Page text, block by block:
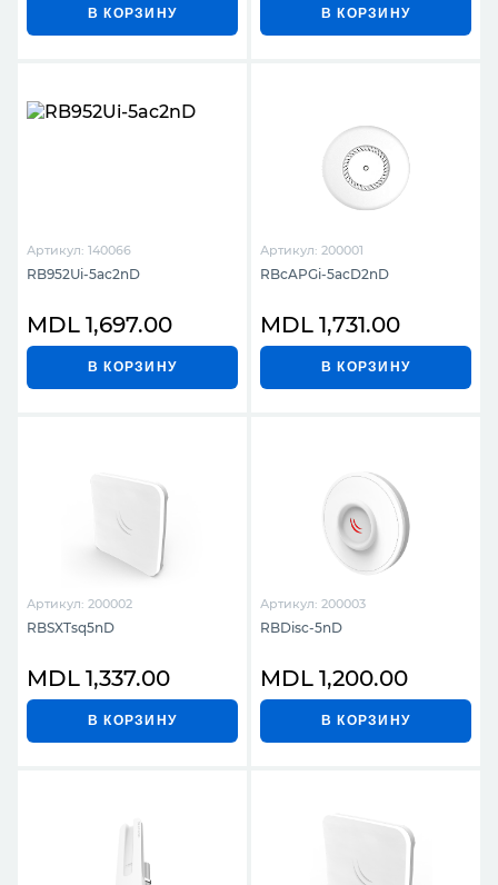
В КОРЗИНУ В КОРЗИНУ
Артикул: 140066
RB952Ui-5ac2nD
MDL 1,697.00
В КОРЗИНУ
Артикул: 200001
RBcAPGi-5acD2nD
MDL 1,731.00
В КОРЗИНУ
Артикул: 200002
RBSXTsq5nD
MDL 1,337.00
В КОРЗИНУ
Артикул: 200003
RBDisc-5nD
MDL 1,200.00
В КОРЗИНУ